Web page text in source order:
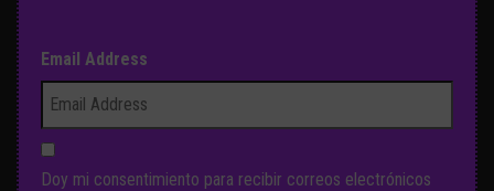
Email Address
Doy mi consentimiento para recibir correos electrónicos